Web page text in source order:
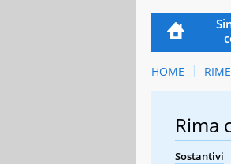
HOME RIME
Rima
Sostantivi